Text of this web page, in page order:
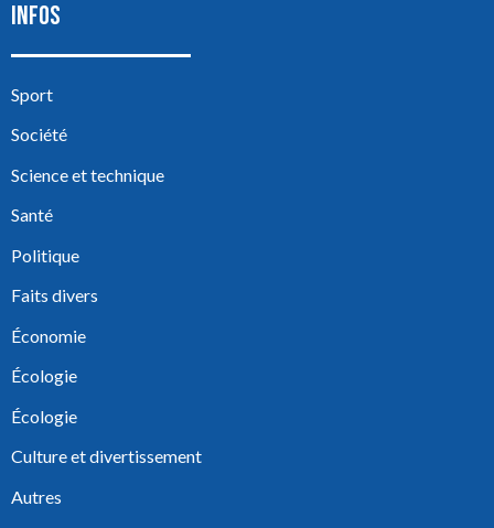
INFOS
Sport
Société
Science et technique
Santé
Politique
Faits divers
Économie
Écologie
Écologie
Culture et divertissement
Autres